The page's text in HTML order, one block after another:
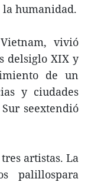
humanidad.
vivió
delsiglo XIX y
de un
y ciudades
seextendió
artistas. La
palillospara